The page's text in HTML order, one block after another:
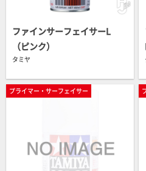
ファインサーフェイサーL
（ピンク）
タミヤ
プライマー・サーフェイサー